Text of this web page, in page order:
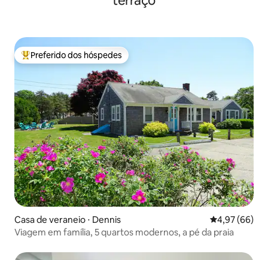
Entre os melhores preferidos dos hóspedes
Preferido dos hóspedes
Casa de veraneio ⋅ Dennis 4,97 de uma
4,97 (66)
Viagem em família, 5 quartos modernos, a pé da praia